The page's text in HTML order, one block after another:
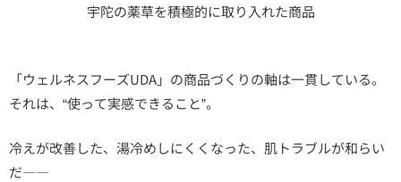
宇陀の薬草を積極的に取り入れた商品
「ウェルネスフーズUDA」の商品づくりの軸は一貫している。
それは、“使って実感できること”。
冷えが改善した、湯冷めしにくくなった、肌トラブルが和らい
だ――